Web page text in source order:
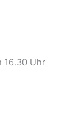
16.30 Uhr